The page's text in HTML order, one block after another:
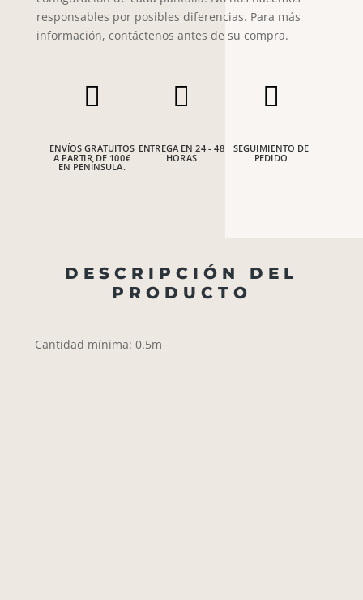
responsables por posibles diferencias. Para más
información, contáctenos antes de su compra.

ENVÍOS GRATUITOS
A PARTIR DE 100€
EN PENÍNSULA.

ENTREGA EN 24 - 48
HORAS

SEGUIMIENTO DE
PEDIDO
DESCRIPCIÓN DEL
PRODUCTO
Cantidad mínima: 0.5m